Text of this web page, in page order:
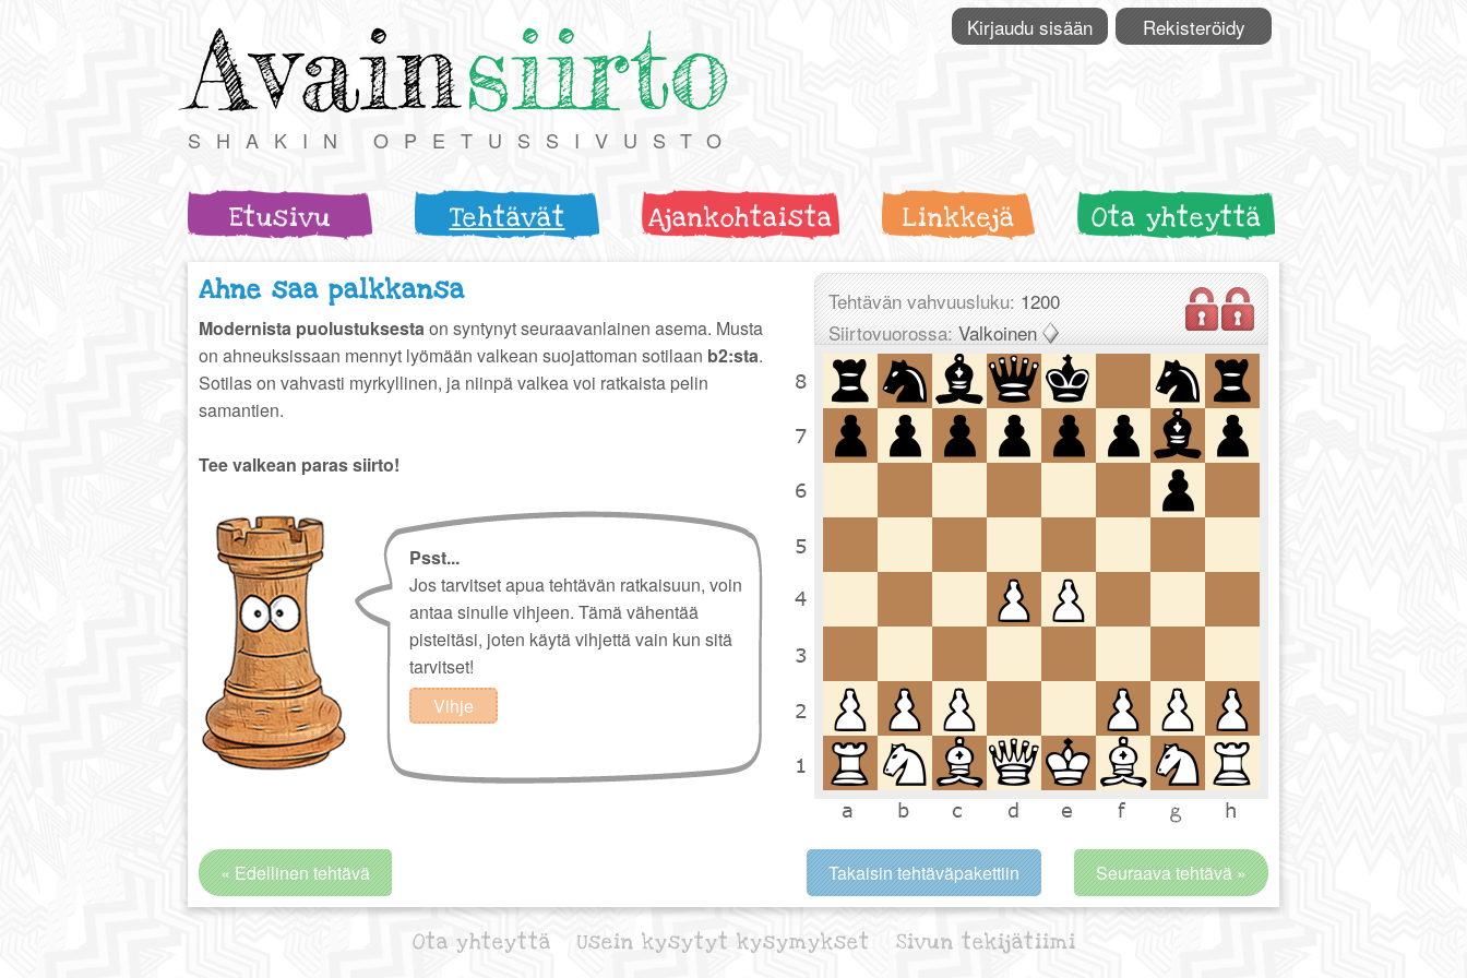
Avainsiirto
SHAKIN OPETUSSIVUSTO
Kirjaudu sisään Rekisteröidy
Etusivu Tehtävät Ajankohtaista Linkkejä Ota yhteyttä
Ahne saa palkkansa
Modernista puolustuksestaon syntynyt seuraavanlainen asema. Musta
on ahneuksissaan mennyt lyömään valkean suojattoman sotilaan b2:sta.
Sotilas on vahvasti myrkyllinen, ja niinpä valkea voi ratkaista pelin
samantien.
Tee valkean paras siirto!
Psst...
Jos tarvitset apua tehtävän ratkaisuun, voin
antaa sinulle vihjeen. Tämä vähentää
pisteitäsi, joten käytä vihjettä vain kun sitä
tarvitset!
Vihje
Tehtävän vahvuusluku:1200
Siirtovuorossa:Valkoinen
« Edellinen tehtävä Seuraava tehtävä »
Takaisin tehtäväpakettiin
Ota yhteyttä Usein kysytyt kysymykset Sivun tekijätiimi